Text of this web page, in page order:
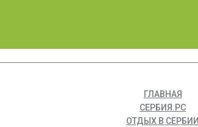
ГЛАВНАЯ
СЕРБИЯ.РС
ОТДЫХ В СЕРБИИ